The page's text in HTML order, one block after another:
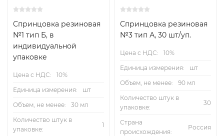
Спринцовка резиновая
№1 тип Б, в
индивидуальной
упаковке
Цена с НДС:
10%
Единица измерения:
шт
Объем, не менее:
30 мл
Количество штук в
упаковке:
1
Спринцовка резиновая
№3 тип А, 30 шт/уп.
Цена с НДС:
10%
Единица измерения:
шт
Объем, не менее:
90 мл
Количество штук в
упаковке:
30
Страна
происхождения:
Россия